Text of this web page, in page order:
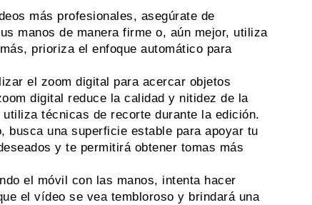
más profesionales, asegúrate de
manos de manera firme o, aún mejor, utiliza
prioriza el enfoque automático para
el zoom digital para acercar objetos
digital reduce la calidad y nitidez de la
técnicas de recorte durante la edición.
busca una superficie estable para apoyar tu
y te permitirá obtener tomas más
el móvil con las manos, intenta hacer
el vídeo se vea tembloroso y brindará una